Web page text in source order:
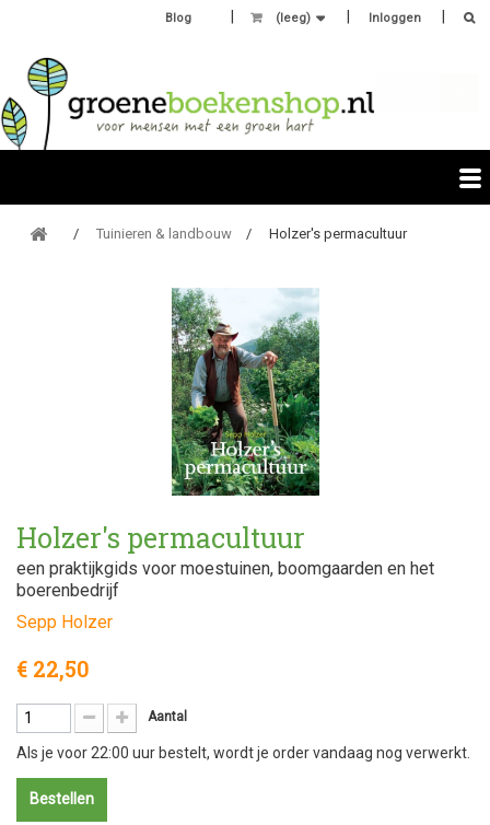
Inloggen
(leeg)
Blog
Tuinieren & landbouw Holzer's permacultuur
Holzer's permacultuur
een praktijkgids voor moestuinen, boomgaarden en het
boerenbedrijf
Sepp Holzer
€ 22,50
Aantal
Als je voor 22:00 uur bestelt, wordt je order vandaag nog verwerkt.
Bestellen